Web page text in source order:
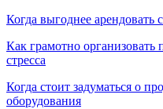
Когда выгоднее арендовать
Как грамотно
стресса
Когда стоит задуматься о
оборудования